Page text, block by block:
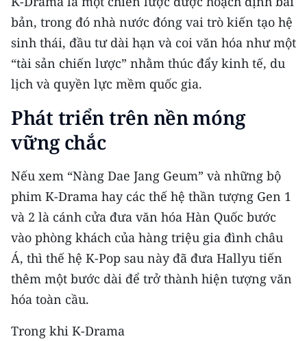
bản, trong đó nhà nước đóng vai trò kiến tạo hệ
sinh thái, đầu tư dài hạn và coi văn hóa như một
“tài sản chiến lược” nhằm thúc đẩy kinh tế, du
lịch và quyền lực mềm quốc gia.
Phát triển trên nền móng
vững chắc
Nếu xem “Nàng Dae Jang Geum” và những bộ
phim K-Drama hay các thế hệ thần tượng Gen 1
và 2 là cánh cửa đưa văn hóa Hàn Quốc bước
vào phòng khách của hàng triệu gia đình châu
Á, thì thế hệ K-Pop sau này đã đưa Hallyu tiến
thêm một bước dài để trở thành hiện tượng văn
hóa toàn cầu.
Trong khi K-Drama